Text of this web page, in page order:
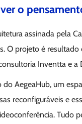
o
assinada pela
O projeto é
Inventta e
do AegeaHub, um
reconfiguráveis e
Tudo